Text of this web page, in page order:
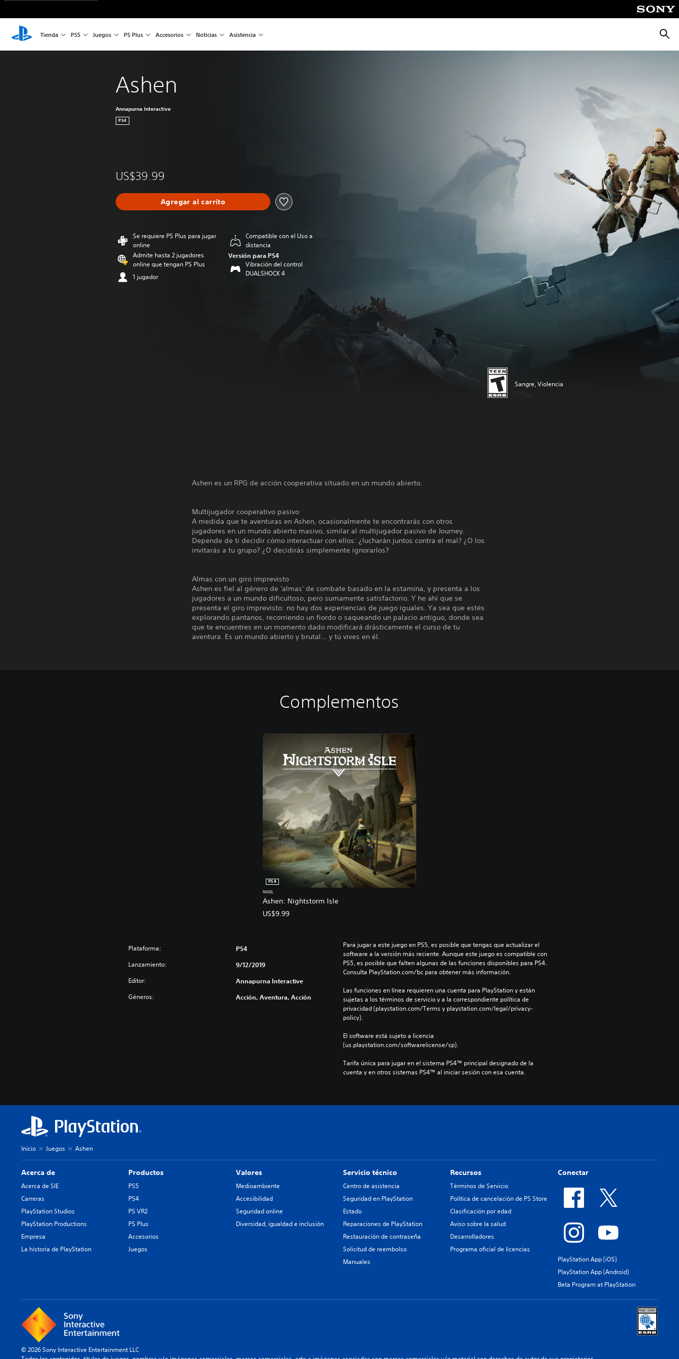
Tienda PS5 Juegos PS Plus Accesorios Noticias Asistencia
Ashen
Annapurna Interactive
PS4
US$39.99
Agregar al carrito
Se requiere PS Plus para jugar
online
Admite hasta 2 jugadores
online que tengan PS Plus
1 jugador
Compatible con el Uso a
distancia
Versión para PS4
Vibración del control
DUALSHOCK 4
Sangre, Violencia
Ashen es un RPG de acción cooperativa situado en un mundo abierto.
Multijugador cooperativo pasivo
A medida que te aventuras en Ashen, ocasionalmente te encontrarás con otros
jugadores en un mundo abierto masivo, similar al multijugador pasivo de Journey.
Depende de ti decidir cómo interactuar con ellos: ¿lucharán juntos contra el mal? ¿O los
invitarás a tu grupo? ¿O decidirás simplemente ignorarlos?
Almas con un giro imprevisto
Ashen es fiel al género de 'almas' de combate basado en la estamina, y presenta a los
jugadores a un mundo dificultoso, pero sumamente satisfactorio. Y he ahí que se
presenta el giro imprevisto: no hay dos experiencias de juego iguales. Ya sea que estés
explorando pantanos, recorriendo un fiordo o saqueando un palacio antiguo, donde sea
que te encuentres en un momento dado modificará drásticamente el curso de tu
aventura. Es un mundo abierto y brutal... y tú vives en él.
Complementos
Ashen: Nightstorm Isle
PS4
NIVEL
US$9.99
Plataforma: PS4
Lanzamiento: 9/12/2019
Editor: Annapurna Interactive
Géneros: Acción, Aventura, Acción
Para jugar a este juego en PS5, es posible que tengas que actualizar el
software a la versión más reciente. Aunque este juego es compatible con
PS5, es posible que falten algunas de las funciones disponibles para PS4.
Consulta PlayStation.com/bc para obtener más información.
Las funciones en línea requieren una cuenta para PlayStation y están
sujetas a los términos de servicio y a la correspondiente política de
privacidad (playstation.com/Terms y playstation.com/legal/privacy-
policy).
El software está sujeto a licencia
(us.playstation.com/softwarelicense/sp).
Tarifa única para jugar en el sistema PS4™ principal designado de la
cuenta y en otros sistemas PS4™ al iniciar sesión con esa cuenta.
Inicio Juegos Ashen
Acerca de
Acerca de SIE
Carreras
PlayStation Studios
PlayStation Productions
Empresa
La historia de PlayStation
Productos
PS5
PS4
PS VR2
PS Plus
Accesorios
Juegos
Valores
Medioambiente
Accesibilidad
Seguridad online
Diversidad, igualdad e inclusión
Servicio técnico
Centro de asistencia
Seguridad en PlayStation
Estado
Reparaciones de PlayStation
Restauración de contraseña
Solicitud de reembolso
Manuales
Recursos
Términos de Servicio
Política de cancelación de PS Store
Clasificación por edad
Aviso sobre la salud
Desarrolladores
Programa oficial de licencias
Conectar
PlayStation App (iOS)
PlayStation App (Android)
Beta Program at PlayStation
© 2026 Sony Interactive Entertainment LLC